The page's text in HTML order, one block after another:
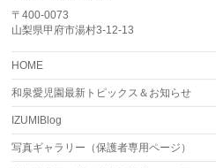
〒400-0073
山梨県甲府市湯村3-12-13
HOME
和泉愛児園最新トピックス＆お知らせ
IZUMIBlog
写真ギャラリー（保護者専用ページ）